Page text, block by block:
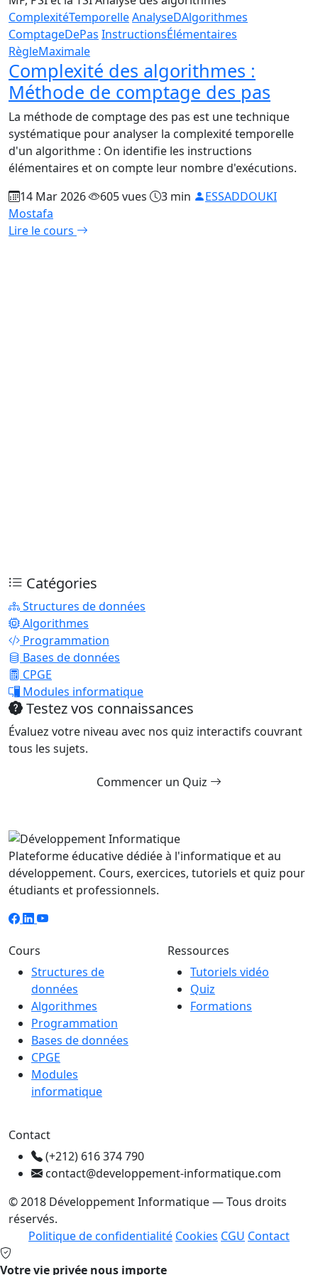
ComplexitéTemporelleAnalyseDAlgorithmes
ComptageDePas InstructionsÉlémentaires
RègleMaximale
Complexité des algorithmes :
Méthode de comptage des pas
La méthode de comptage des pas est une technique
systématique pour analyser la complexité temporelle
d'un algorithme : On identifie les instructions
élémentaires et on compte leur nombre d'exécutions.
14 Mar 2026
605 vues 3 min
ESSADDOUKI
Mostafa
Lire le cours
Catégories
Structures de données
Algorithmes
Programmation
Bases de données
CPGE
Modules informatique
Testez vos connaissances
Évaluez votre niveau avec nos quiz interactifs couvrant
tous les sujets.
Commencer un Quiz
Plateforme éducative dédiée à l'informatique et au
développement. Cours, exercices, tutoriels et quiz pour
étudiants et professionnels.
Cours
Structures de
données
Algorithmes
Programmation
Bases de données
CPGE
Modules
informatique
Ressources
Tutoriels vidéo
Quiz
Formations
Contact
(+212) 616 374 790
contact@developpement-informatique.com
© 2018 Développement Informatique — Tous droits
réservés.
Politique de confidentialité Cookies CGU Contact
Votre vie privée nous importe